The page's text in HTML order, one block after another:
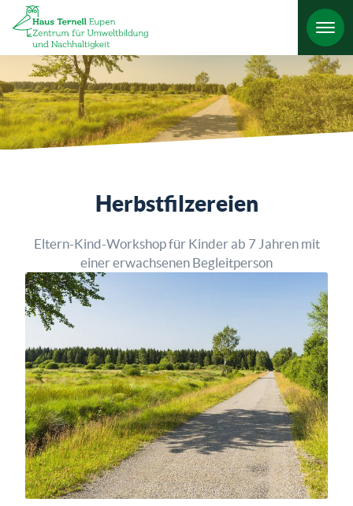
Herbstfilzereien
Eltern-Kind-Workshop für Kinder ab 7 Jahren mit
einer erwachsenen Begleitperson